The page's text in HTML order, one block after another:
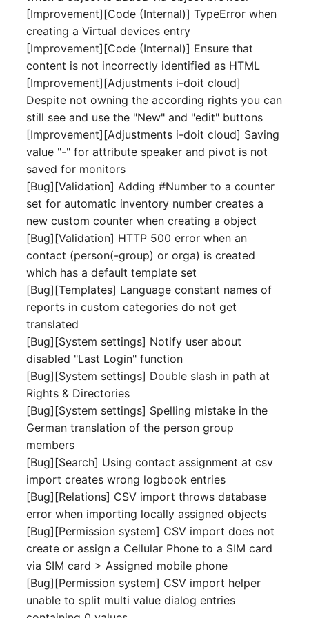
Release Notes 22
Release Notes 1.19
Release Notes 1.18
Release Notes 1.17
Release Notes 1.16
Release Notes 1.14
Release Notes 1.13
Release Notes 1.12
Release Notes 1.11
Release Notes 1.10
Release Notes 1.9
Release Notes 1.8
Release Notes 1.7
Clustermitgliedschaften
Controller
CPU
Dateizuweisung
Datenbank Gateway
Datenbanken
Datenbanklinks
Datenbankobjekte
Datenbankschema
Datenbankzugriff
Datensicherung
Datensicherung
(zugewiesene Objekte)
DBMS Information
DHCP
Dienste
Drucker
FC-Switch
Flugzeug
Gebäude
Host
Kabel
Kabeltrasse
Klimaanlage
Client
Konverter
KVM-Switch
Layer-2-Netz
Layer-3-Netz
Leerrohr
Leitungsnetz
Lizenzen
Middleware
Objekt-Beziehungen
Lebens und
Dokumentationszyklus
Eindeutige
Referenzierungen
Web GUI
Benutzerdefinierte Zähler
IP Address Management
(IPAM)
Kabel-Patches und -wege
Komplexe Reports
Passwörter verwalten
Prod→Test Datenbank-
Synchronisation
Standort-basierte
Benutzerrechte
Standorte
Switch Stacking
Variable Reports
VM provisionieren
(veraltet)
Maintenance
Nagios
OCS Inventory NG
Relocate-CI
Replacement
Rights Documentation
SHD Connect
URL-Router
VIVA
VIVA2 (IT-
Grundschutz)
Workflow
Report Views
Signal-Slot System
DIY Daten-Import
Dashboard Widget
programmieren
[Improvement][Code (Internal)] TypeError when
creating a Virtual devices entry
[Improvement][Code (Internal)] Ensure that
content is not incorrectly identified as HTML
[Improvement][Adjustments i-doit cloud]
Despite not owning the according rights you can
still see and use the "New" and "edit" buttons
[Improvement][Adjustments i-doit cloud] Saving
value "-" for attribute speaker and pivot is not
saved for monitors
[Bug][Validation] Adding #Number to a counter
set for automatic inventory number creates a
new custom counter when creating a object
[Bug][Validation] HTTP 500 error when an
contact (person(-group) or orga) is created
which has a default template set
[Bug][Templates] Language constant names of
reports in custom categories do not get
translated
[Bug][System settings] Notify user about
disabled "Last Login" function
[Bug][System settings] Double slash in path at
Rights & Directories
[Bug][System settings] Spelling mistake in the
German translation of the person group
members
[Bug][Search] Using contact assignment at csv
import creates wrong logbook entries
[Bug][Relations] CSV import throws database
error when importing locally assigned objects
[Bug][Permission system] CSV import does not
create or assign a Cellular Phone to a SIM card
via SIM card > Assigned mobile phone
[Bug][Permission system] CSV import helper
unable to split multi value dialog entries